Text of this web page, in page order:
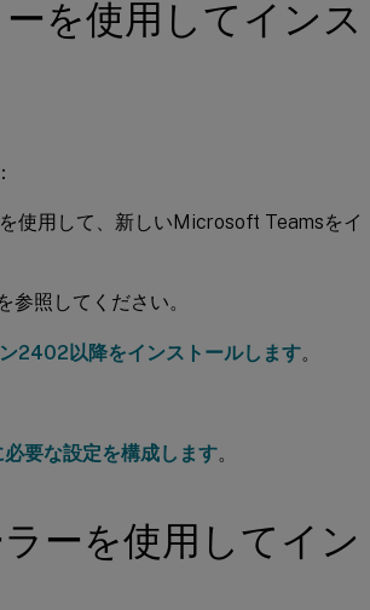
を使用してインス
使用して、新しいMicrosoft Teamsをイ
参照してください。
2402以降をインストールします。
要な設定を構成します。
ーを使用してイン